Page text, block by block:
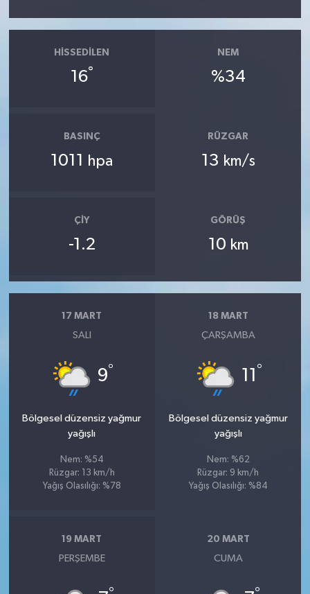
HISSEDILEN
16°
NEM
%34
BASINÇ
1011 hpa
RÜZGAR
13 km/s
ÇIY
-1.2
GÖRÜŞ
10 km
17 MART
SALI
9°
Bölgesel düzensiz yağmur
yağışlı
Nem: %54
Rüzgar: 13 km/h
Yağış Olasılığı: %78
18 MART
ÇARŞAMBA
11 °
Bölgesel düzensiz yağmur
yağışlı
Nem: %62
Rüzgar: 9 km/h
Yağış Olasılığı: %84
19 MART
PERŞEMBE
20 MART
CUMA